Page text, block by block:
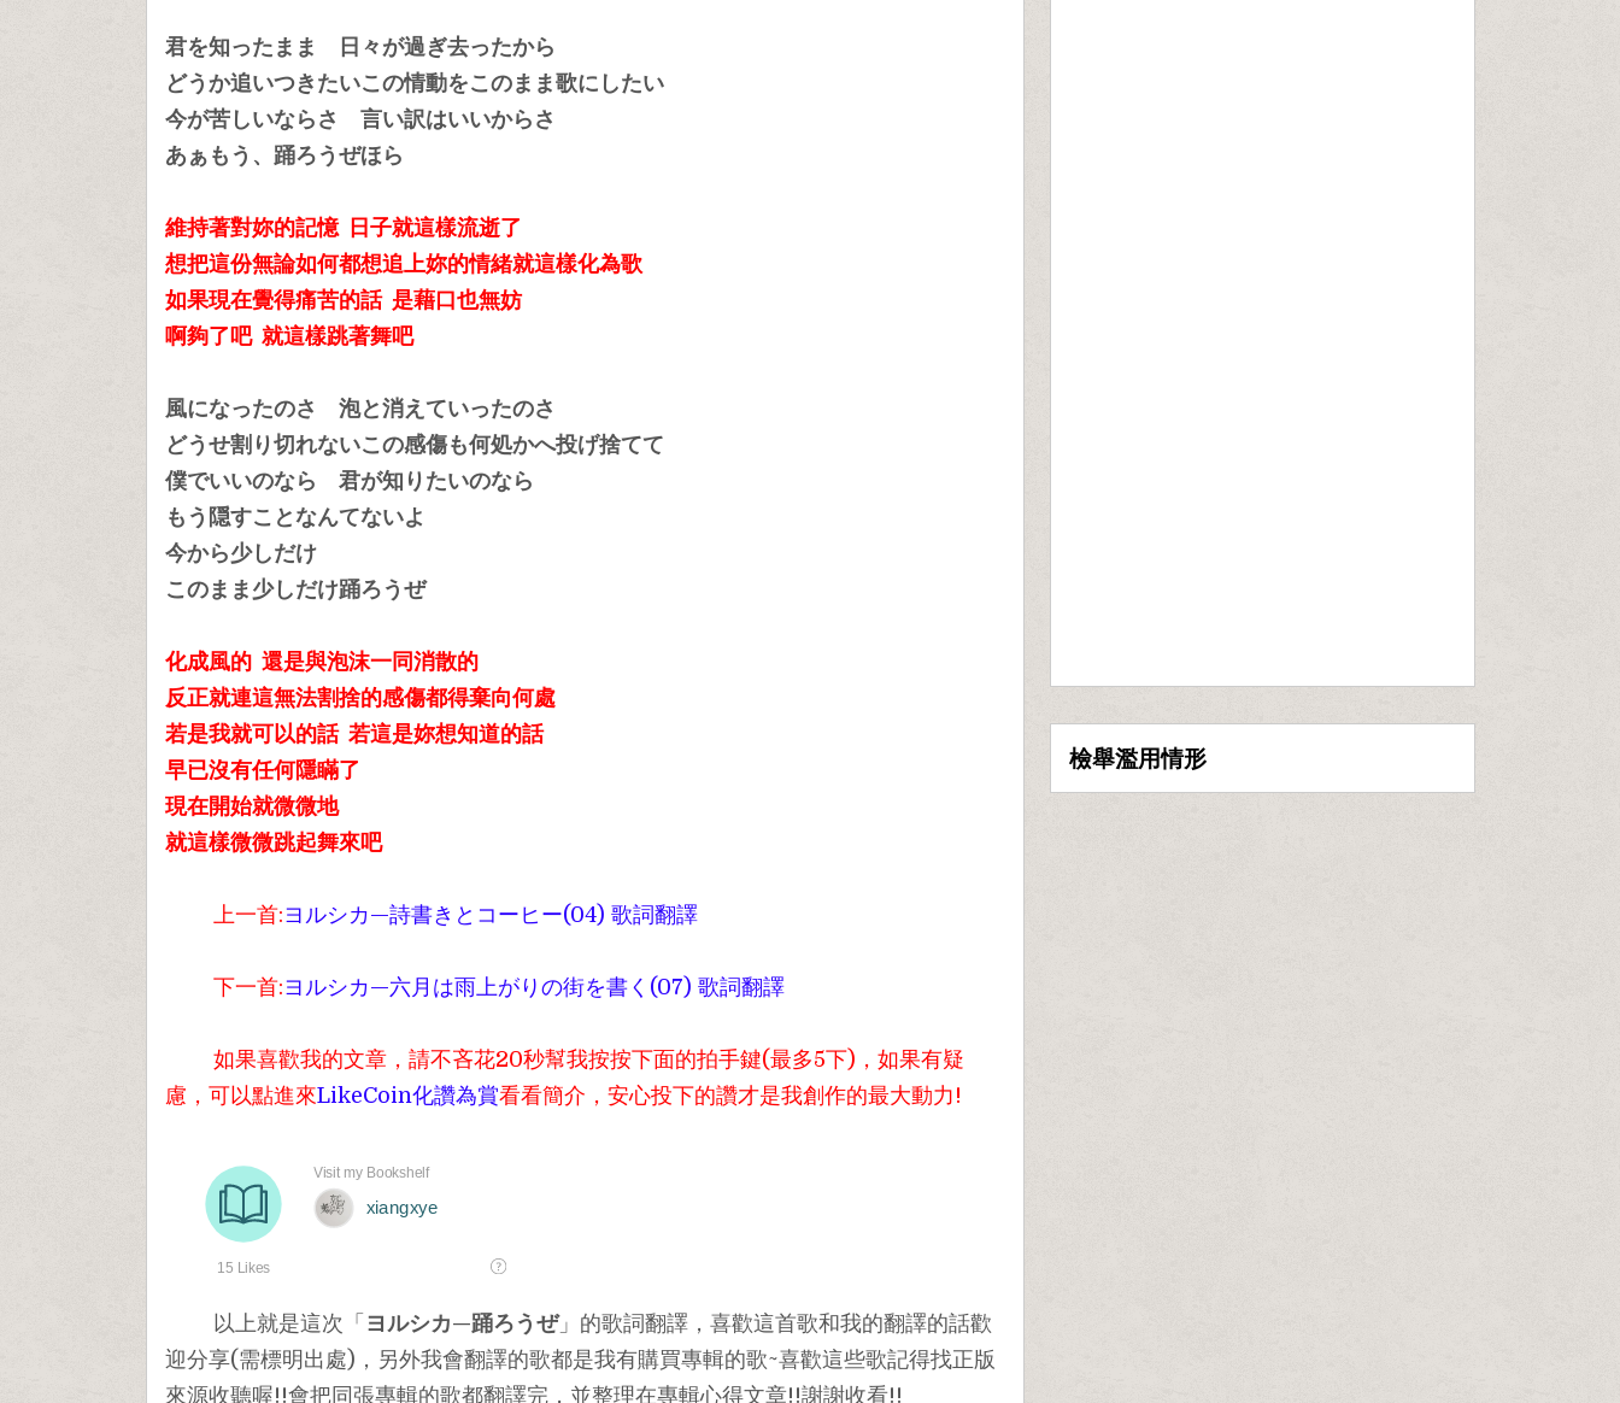
君を知ったまま 日々が過ぎ去ったから
どうか追いつきたいこの情動をこのまま歌にしたい
今が苦しいならさ 言い訳はいいからさ
あぁもう、踊ろうぜほら
維持著對妳的記憶 日子就這樣流逝了
想把這份無論如何都想追上妳的情緒就這樣化為歌
如果現在覺得痛苦的話 是藉口也無妨
啊夠了吧 就這樣跳著舞吧
風になったのさ 泡と消えていったのさ
どうせ割り切れないこの感傷も何処かへ投げ捨てて
僕でいいのなら 君が知りたいのなら
もう隠すことなんてないよ
今から少しだけ
このまま少しだけ踊ろうぜ
化成風的 還是與泡沫一同消散的
反正就連這無法割捨的感傷都得棄向何處
若是我就可以的話若這是妳想知道的話
早已沒有任何隱瞞了
現在開始就微微地
就這樣微微跳起舞來吧
上一首:ヨルシカ—詩書きとコーヒー(04) 歌詞翻譯
下一首:ヨルシカ—六月は雨上がりの街を書く(07) 歌詞翻譯
如果喜歡我的文章，請不吝花20秒幫我按按下面的拍手鍵(最多5下)，如果有疑
慮，可以點進來LikeCoin化讚為賞看看簡介，安心投下的讚才是我創作的最大動力!
以上就是這次「 ヨルシカ—踊ろうぜ」的歌詞翻譯，喜歡這首歌和我的翻譯的話歡
迎分享(需標明出處)，另外我會翻譯的歌都是我有購買專輯的歌~喜歡這些歌記得找正版
來源收聽喔!!會把同張專輯的歌都翻譯完，並整理在專輯心得文章!!謝謝收看!!
檢舉濫用情形